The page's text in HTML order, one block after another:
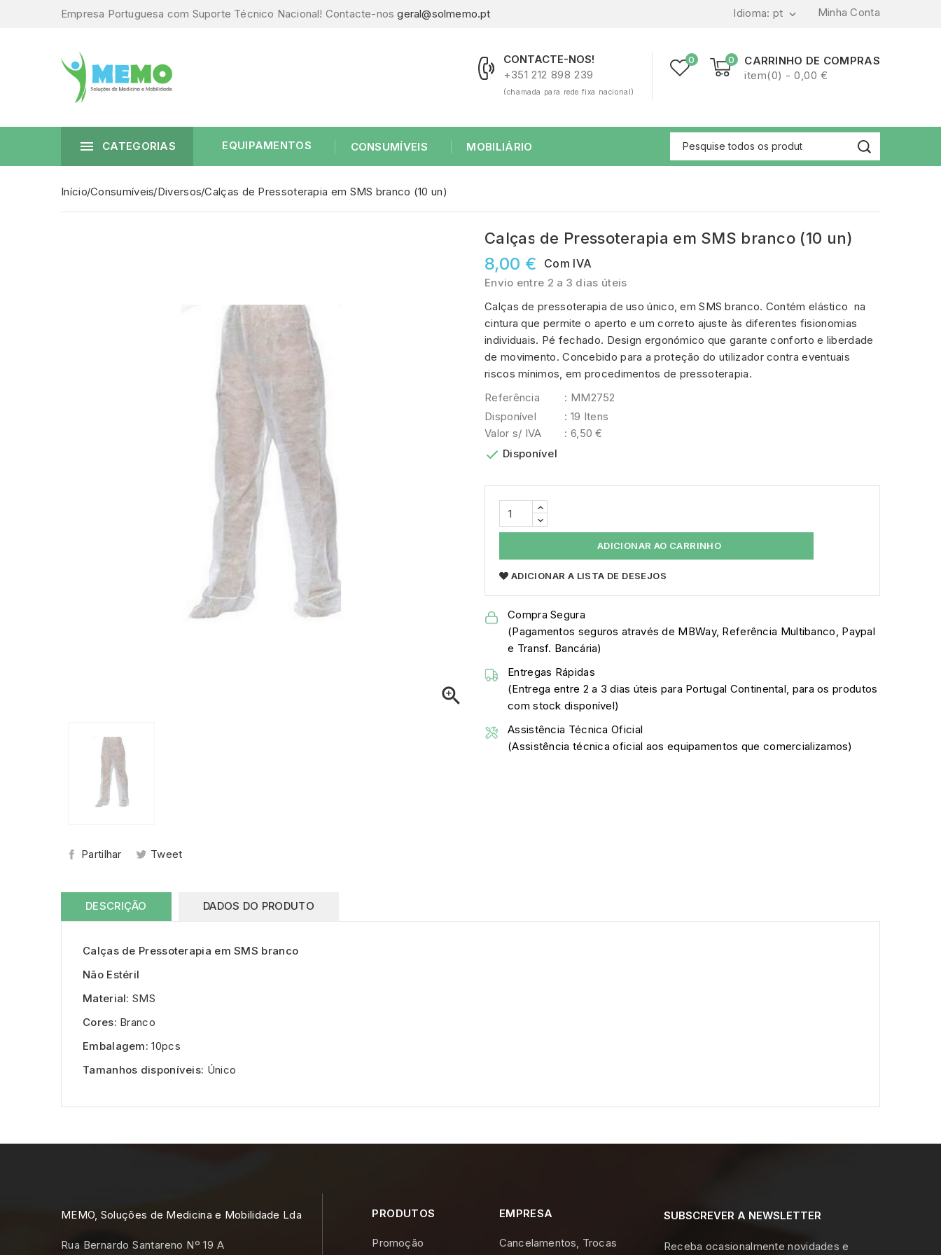
Empresa Portuguesa com Suporte Técnico Nacional! Contacte-nosgeral@solmemo.pt Minha Conta
Idioma: pt 
0
CARRINHO DE COMPRAS
item(0) - 0,00 €
0
CONTACTE-NOS!
+351 212 898 239
(chamada para rede fixa nacional)
 CATEGORIAS EQUIPAMENTOS CONSUMÍVEIS MOBILIÁRIO
Início Consumíveis Diversos Calças de Pressoterapia em SMS branco (10 un)

Partilhar Tweet
Calças de Pressoterapia em SMS branco (10 un)
8,00 € Com IVA
Envio entre 2 a 3 dias úteis
Calças de pressoterapia de uso único, em SMS branco. Contém elástico na
cintura que permite o aperto e um correto ajuste às diferentes fisionomias
individuais. Pé fechado. Design ergonómico que garante conforto e liberdade
de movimento. Concebido para a proteção do utilizador contra eventuais
riscos mínimos, em procedimentos de pressoterapia.
Referência
: MM2752
Disponível
: 19 Itens
Valor s/ IVA
: 6,50 €
 Disponível
ADICIONAR AO CARRINHO
ADICIONAR A LISTA DE DESEJOS
Compra Segura
(Pagamentos seguros através de MBWay, Referência Multibanco, Paypal
e Transf. Bancária)
Entregas Rápidas
(Entrega entre 2 a 3 dias úteis para Portugal Continental, para os produtos
com stock disponível)
Assistência Técnica Oficial
(Assistência técnica oficial aos equipamentos que comercializamos)
DESCRIÇÃO DADOS DO PRODUTO
Calças de Pressoterapia em SMS branco
Não Estéril
Material: SMS
Cores: Branco
Embalagem: 10pcs
Tamanhos disponíveis: Único
MEMO, Soluções de Medicina e Mobilidade Lda
Rua Bernardo Santareno Nº 19 A
PRODUTOS
Promoção
EMPRESA
Cancelamentos, Trocas
SUBSCREVER A NEWSLETTER
Receba ocasionalmente novidades e